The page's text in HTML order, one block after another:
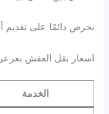
نحرص دائمًا على
اسعار نقل العفش بعرعر
الخدمة